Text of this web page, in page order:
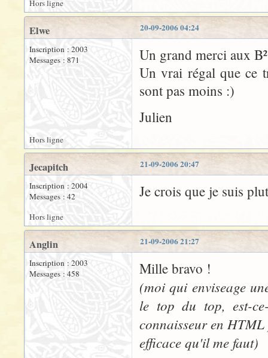
Hors ligne
20-09-2006 04:24
Elwe
Inscription : 2003
Messages : 871
Un grand merci aux B²
Un vrai régal que ce
sont pas moins :)
Julien
Hors ligne
21-09-2006 20:47
Jecapitch
Inscription : 2004
Messages : 42
Je crois que je suis
Hors ligne
21-09-2006 21:27
Anglin
Inscription : 2003
Messages : 458
Mille bravo !
(moi qui enviseage
le top du top, est-
connaisseur en HTML
efficace qu'il me faut)